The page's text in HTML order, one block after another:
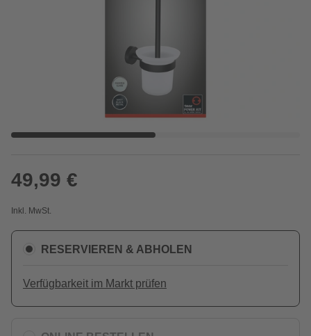
49,99 €
Inkl. MwSt.
RESERVIEREN & ABHOLEN
Verfügbarkeit im Markt prüfen